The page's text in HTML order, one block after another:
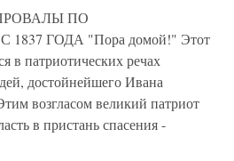
ПО
ГОДА "Пора домой!" Этот
в патриотических речах
достойнейшего Ивана
возгласом великий патриот
в пристань спасения -